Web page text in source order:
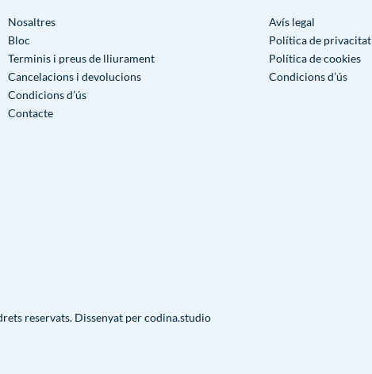
Nosaltres
Bloc
Terminis i preus de lliurament
Cancelacions i devolucions
Condicions d’ús
Contacte
Avís legal
Política de privacitat
Política de cookies
Condicions d’ús
reservats. Dissenyat percodina.studio